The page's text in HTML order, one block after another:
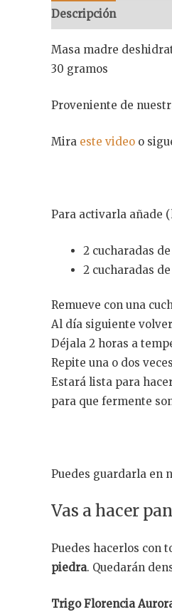
Descripción
Masa madre
30 gramos
Proveniente de
Mira este video o
Para activarla añade
2 cucharadas
2 cucharadas
Remueve con una
Al día siguiente
Déjala 2 horas a
Repite una o dos
Estará lista para
para que fermente
Puedes guardarla en
Vas a hacer
Puedes hacerlos con
piedra. Quedarán
Trigo Florencia